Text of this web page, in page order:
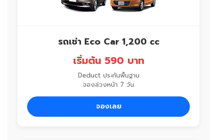
รถเช่า Eco Car 1,200 cc
เริ่มต้น 590 บาท
Deduct ประกันพื้นฐาน
จองล่วงหน้า 7 วัน
จองเลย